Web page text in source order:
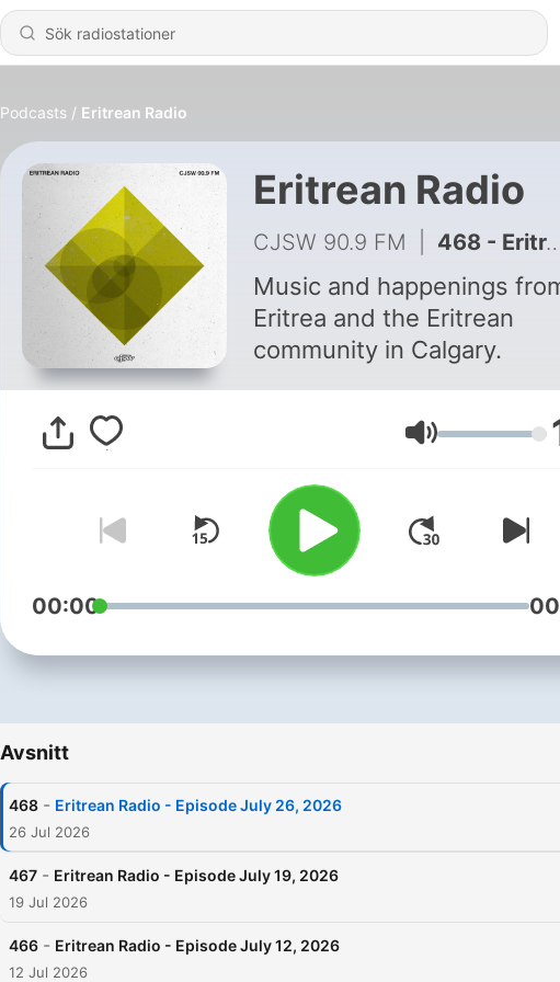
Podcasts Eritrean Radio
Eritrean Radio
CJSW 90.9 FM 468 - Eritrean Radio - Episode July 26, 2026
Music and happenings
Eritrea and the Eritrean
community in Calgary.
Volym
00:00
Avsnitt
468 - Eritrean Radio - Episode July 26, 2026
26 Jul 2026
467 - Eritrean Radio - Episode July 19, 2026
19 Jul 2026
466 - Eritrean Radio - Episode July 12, 2026
12 Jul 2026